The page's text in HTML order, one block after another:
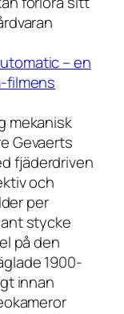
– en
filmens
mekanisk
Gevaerts
fjäderdriven
och
per
stycke
på den
1900-
innan